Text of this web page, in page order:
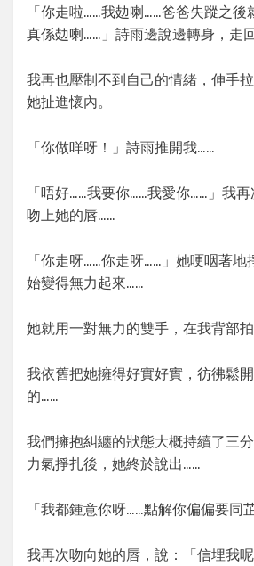
「你走啦……我攰喇……爸爸失蹤之後
真係攰喇……」詩雨邊說邊轉身，走
我再也壓制不到自己的情緒，伸手
她扯進懷內。
「你做咩呀！」詩雨推開我……
「唔好……我要你……我愛你……」我
吻上她的唇……
「你走呀……你走呀……」她哽咽著地
始變得無力起來……
她就用一對無力的雙手，在我背部
我依舊把她擁得好實好實，彷彿鬆
的……
我們擁抱糾纏的狀態大概持續了三
力氣掙扎後，她終於說出……
「我都鍾意你呀……點解你偏偏要同
我再次吻向她的唇，說：「信埋我呢